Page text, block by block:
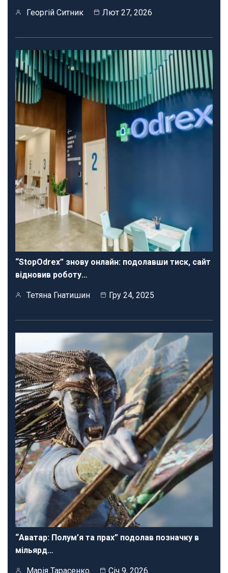
Георгій Ситник Лют 27, 2026
“StopOdrex” знову онлайн: подолавши тиск, сайт
відновив роботу…
Тетяна Гнатишин Гру 24, 2025
“Аватар: Полум’я та прах” подолав позначку в
мільярд…
Марія Тарасенко Січ 9, 2026